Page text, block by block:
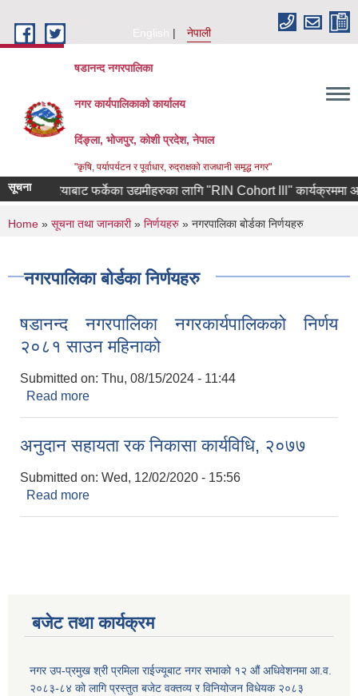
English
नेपाली
षडानन्द नगरपालिका
नगर कार्यपालिकाको कार्यालय
दिंङ्ला, भोजपुर, कोशी प्रदेश, नेपाल
"कृषि, पर्यापर्यटन र पूर्वाधार, रुद्राक्षको राजधानी समृद्ध नगर"
सूचनाकोरियाबाट फर्केका उद्यमीहरुका लागि "RIN Cohort lll" कार्यक्रममा
You are here
Home » सूचना तथा जानकारी» निर्णयहरु » नगरपालिका बोर्डका निर्णयहरु
नगरपालिका बोर्डका निर्णयहरु
षडानन्द नगरपालिका नगरकार्यपालिकको निर्णय
२०८१ साउन महिनाको
Submitted on: Thu, 08/15/2024 - 11:44
Read more
अनुदान सहायता रक निकासा कार्यविधि, २०७७
Submitted on: Wed, 12/02/2020 - 15:56
Read more
बजेट तथा कार्यक्रम
नगर उप-प्रमुख श्री प्रमिला राईज्यूबाट नगर सभाको १२ ‍औं अधिवेशनमा आ.व.
२०८३-८४ को लागि प्रस्तुत बजेट वक्तव्य र विनियोजन विधेयक २०८३